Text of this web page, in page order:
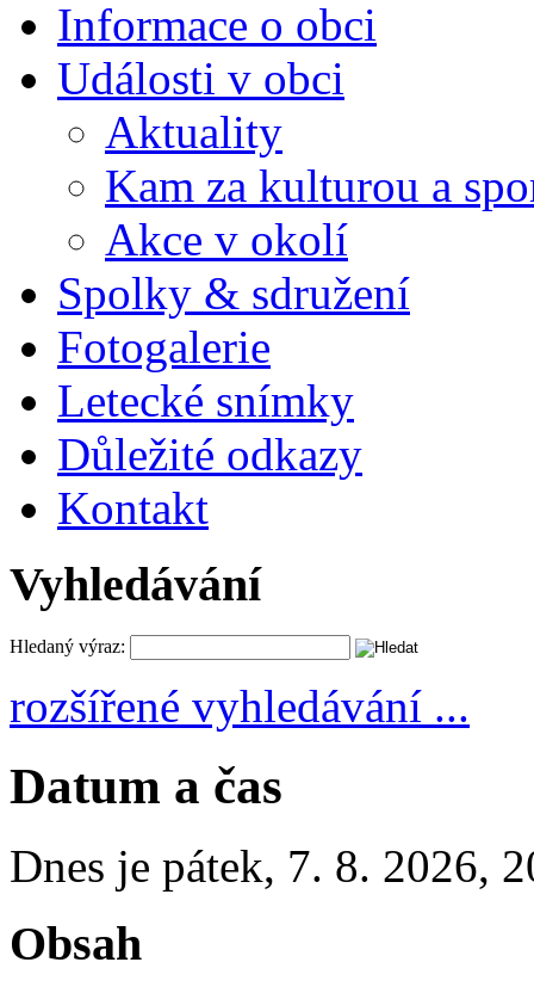
Informace o obci
Události v obci
Aktuality
Kam za kulturou a
Akce v okolí
Spolky & sdružení
Fotogalerie
Letecké snímky
Důležité odkazy
Kontakt
Vyhledávání
Hledaný výraz:
rozšířené vyhledávání ...
Datum a čas
Dnes je pátek, 7. 8. 2026,
Obsah